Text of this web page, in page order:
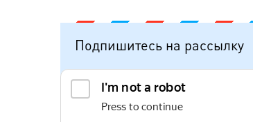
Подпишитесь на рассылку